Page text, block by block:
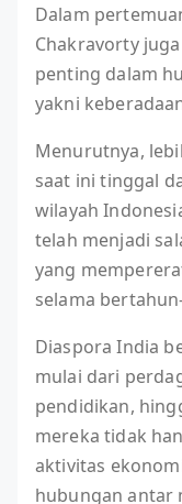
Dalam
Chakravorty
penting dalam
yakni
Menurutnya,
saat ini tinggal
wilayah
telah menjadi
yang
selama
Diaspora India
mulai dari
pendidikan,
mereka tidak
aktivitas
hubungan antar